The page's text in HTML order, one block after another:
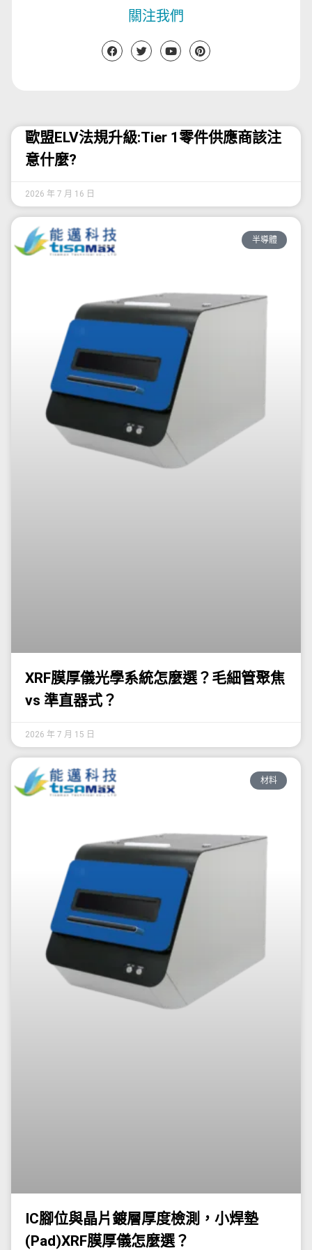
關注我們
歐盟ELV法規升級:Tier 1零件供應商該注
意什麼?
2026 年 7 月 16 日
半導體
XRF膜厚儀光學系統怎麼選？毛細管聚焦
vs 準直器式？
2026 年 7 月 15 日
材料
IC腳位與晶片鍍層厚度檢測，小焊墊
(Pad)XRF膜厚儀怎麼選？